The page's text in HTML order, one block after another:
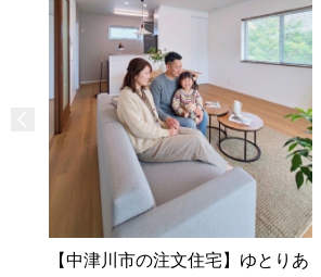
【中津川市の注文住宅】ゆとりあ